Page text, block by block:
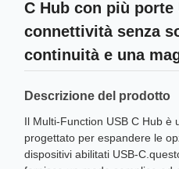
C Hub con più porte
connettività senza
continuità e una
Descrizione del prodotto
Il Multi-Function USB C Hub è
progettato per espandere le
dispositivi abilitati USB-